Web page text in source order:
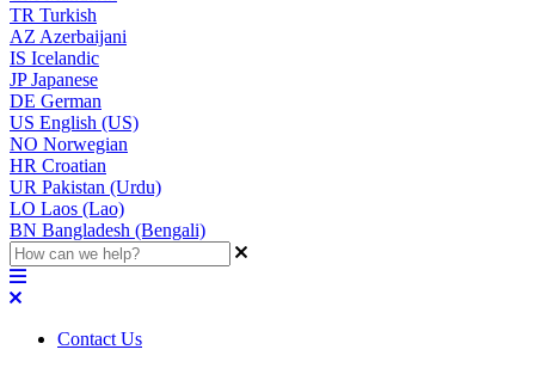
TR Turkish
AZ Azerbaijani
IS Icelandic
JPJapanese
DE German
US English (US)
NO Norwegian
HR Croatian
UR Pakistan (Urdu)
LO Laos (Lao)
BN Bangladesh (Bengali)
Contact Us